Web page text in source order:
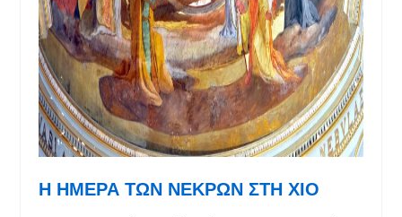
Η ΗΜΕΡΑ ΤΩΝ ΝΕΚΡΩΝ ΣΤΗ ΧΙΟ